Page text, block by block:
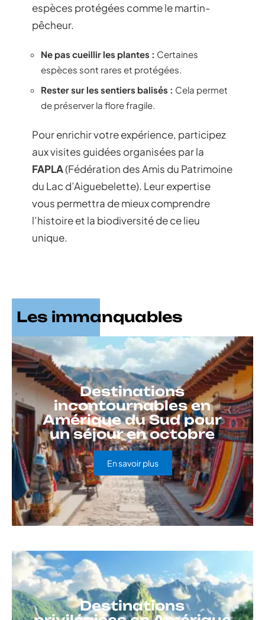
espèces protégées comme le martin-
pêcheur.
Ne pas cueillir les plantes : Certaines
espèces sont rares et protégées.
Rester sur les sentiers balisés : Cela permet
de préserver la flore fragile.
Pour enrichir votre expérience, participez
aux visites guidées organisées par la
FAPLA(Fédération des Amis du Patrimoine
du Lac d’Aiguebelette). Leur expertise
vous permettra de mieux comprendre
l’histoire et la biodiversité de ce lieu
unique.
Les immanquables
Destinations
incontournables en
Amérique du Sud pour
un séjour en octobre
En savoir plus
Destinations